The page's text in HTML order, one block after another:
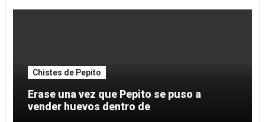
Chistes de Pepito
Erase una vez que Pepito se puso a
vender huevos dentro de